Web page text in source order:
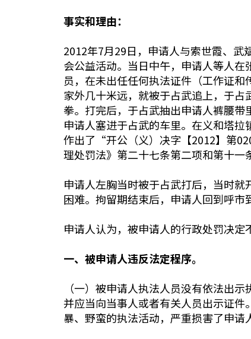
事实和理由：
2012年7月29日，申请人与索世霞、
会公益活动。当日中午，申请人等人
员，在未出任任何执法证件（工作证
家外几十米远，就被于占武追上，于
拳。打完后，于占武抽出申请人裤腰
申请人塞进于占武的车里。在义和塔
作出了“开公（义）决字【2012】第
理处罚法》第二十七条第二项和第十一
申请人左胸当时被于占武打后，当时
困难。拘留期结束后，申请人回到呼市
申请人认为，被申请人的行政处罚决定
一、被申请人违反法定程序。
（一）被申请人执法人员没有依法出
并应当向当事人或者有关人员出示证
暴、野蛮的执法活动，严重损害了申请